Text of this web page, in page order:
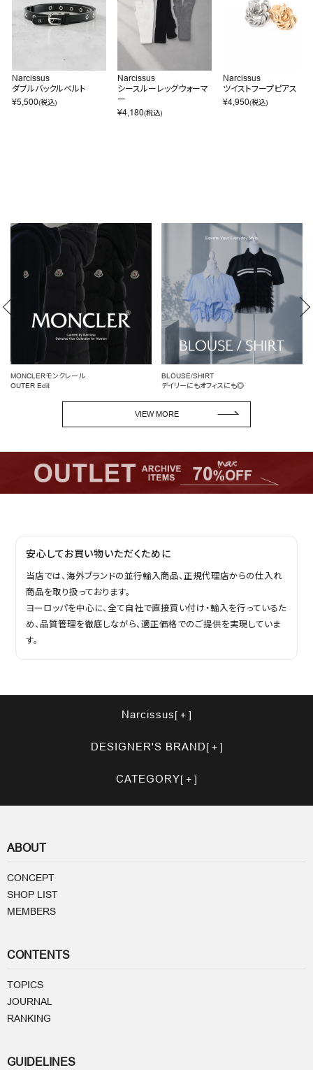
Narcissus
ダブルバックルベルト
¥5,500(税込)
Narcissus
シースルーレッグウォーマ
ー
¥4,180(税込)
Narcissus
ツイストフープピアス
¥4,950(税込)
MONCLERモンクレール
OUTER Edit
BLOUSE/SHIRT
デイリーにもオフィスにも◎
VIEW MORE
安心してお買い物いただくために
当店では、海外ブランドの並行輸入商品、正規代理店からの仕入れ
商品を取り扱っております。
ヨーロッパを中心に、全て自社で直接買い付け・輸入を行っているた
め、品質管理を徹底しながら、適正価格でのご提供を実現していま
す。
Narcissus
DESIGNER'S BRAND
CATEGORY
ABOUT
CONCEPT
SHOP LIST
MEMBERS
CONTENTS
TOPICS
JOURNAL
RANKING
GUIDELINES